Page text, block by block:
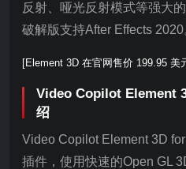
反射、哑光反射模式等强大
破解版支持After Effects 2020
[Element 3D 在官网售价 199.95 美
Video Copilot Element
绍
Video Copilot Element 3D
插件，使用快速的Open GL